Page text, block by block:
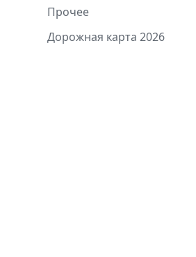
Прочее
Дорожная карта 2026